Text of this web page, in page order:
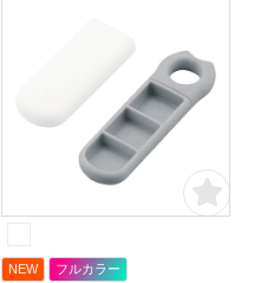
NEW フルカラー